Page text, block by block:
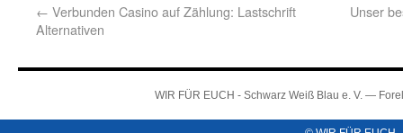
← Verbunden Casino auf Zählung: Lastschrift
Alternativen
Unser
WIR FÜR EUCH - Schwarz Weiß Blau e. V. —